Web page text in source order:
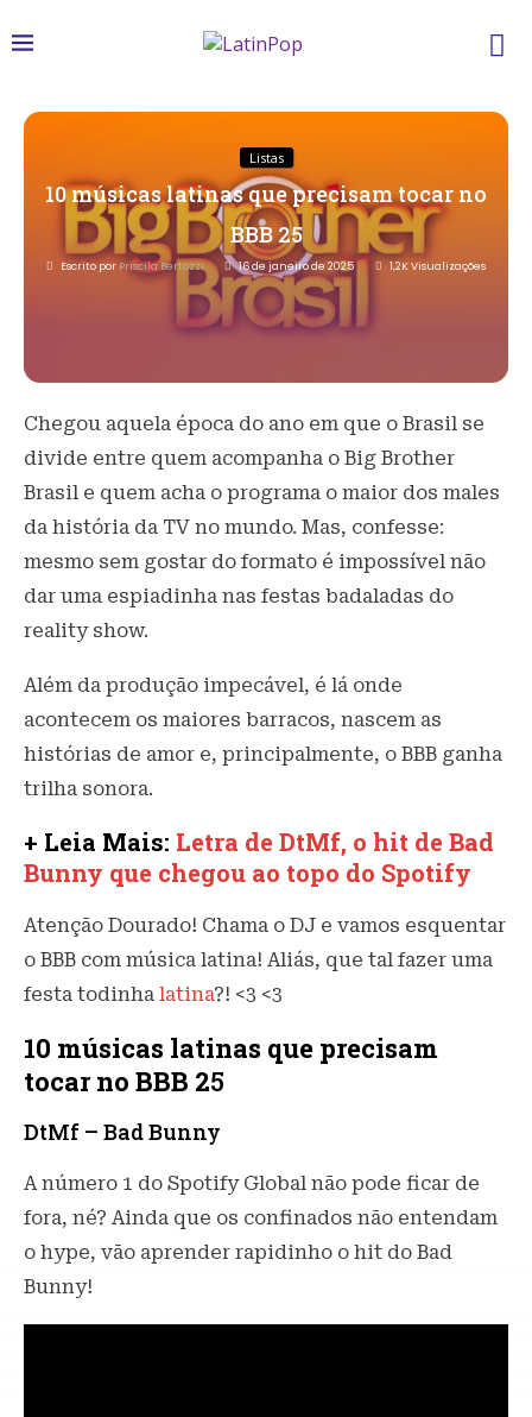
Listas
10 músicas latinas que precisam tocar no
BBB 25
Escrito por Priscila Bertozzi 16 de janeiro de 2025 1,2KVisualizações
Chegou aquela época do ano em que o Brasil se
divide entre quem acompanha o Big Brother
Brasil e quem acha o programa o maior dos males
da história da TV no mundo. Mas, confesse:
mesmo sem gostar do formato é impossível não
dar uma espiadinha nas festas badaladas do
reality show.
Além da produção impecável, é lá onde
acontecem os maiores barracos, nascem as
histórias de amor e, principalmente, o BBB ganha
trilha sonora.
+ Leia Mais: Letra de DtMf, o hit de Bad
Bunny que chegou ao topo do Spotify
Atenção Dourado! Chama o DJ e vamos esquentar
o BBB com música latina! Aliás, que tal fazer uma
festa todinha latina?! <3 <3
10 músicas latinas que precisam
tocar no BBB 25
DtMf – Bad Bunny
A número 1 do Spotify Global não pode ficar de
fora, né? Ainda que os confinados não entendam
o hype, vão aprender rapidinho o hit do Bad
Bunny!